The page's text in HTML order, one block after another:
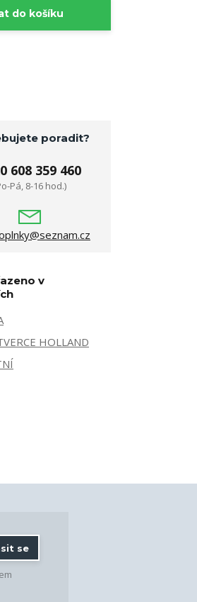
do košíku
poradit?
608 359 460
Pá, 8-16 hod.)
v
HOLLAND
se